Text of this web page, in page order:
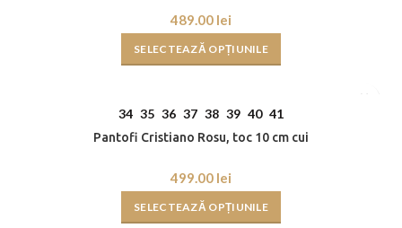
lei
SELECTEAZĂ OPȚIUNILE
34 35 36 37 38 39 40 41
Pantofi Cristiano Rosu, toc 10 cm cui
lei
SELECTEAZĂ OPȚIUNILE